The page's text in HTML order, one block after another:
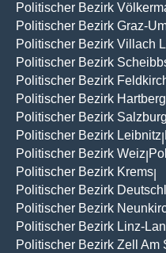
Politischer Bezirk
Politischer Bezirk Graz-
Politischer Bezirk Villach
Politischer Bezirk
Politischer Bezirk
Politischer Bezirk
Politischer Bezirk
Politischer Bezirk Leibnitz
Politischer Bezirk Weiz
Politischer Bezirk Krems
Politischer Bezirk
Politischer Bezirk
Politischer Bezirk Linz-
Politischer Bezirk Zell Am